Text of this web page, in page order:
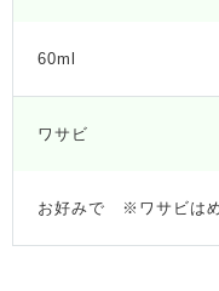
60ml
ワサビ
お好みで ※ワサビはめ